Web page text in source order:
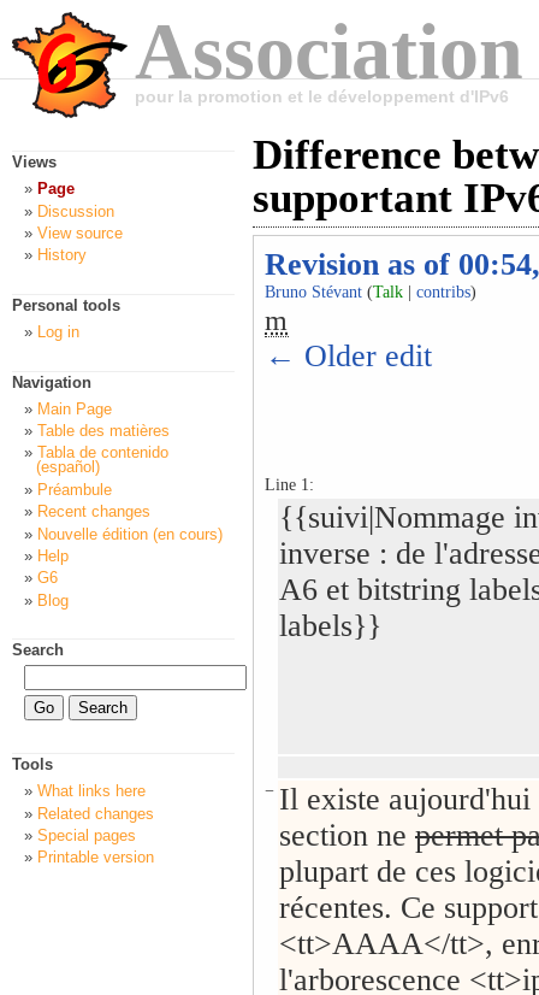
pour la promotion et le développement d'IPv6
Difference
supportant
Revision as of
Bruno Stévant (Talk contribs)
m
← Older edit
Line 1:
{{suivi|Nommage
inverse : de
A6 et bitstring
labels}}
− Il existe aujourd'hui
section ne permet
plupart de ces
récentes. Ce
<tt>AAAA</tt>,
l'arborescence
Views
Page
Discussion
View source
History
Personal tools
Log in
Navigation
Main Page
Table des matières
Tabla de contenido
(español)
Préambule
Recent changes
Nouvelle édition (en cours)
Help
G6
Blog
Search
Tools
What links here
Related changes
Special pages
Printable version